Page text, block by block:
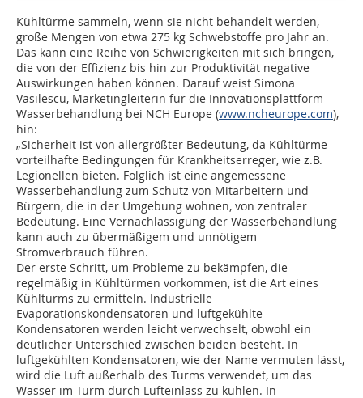
Kühltürme sammeln, wenn sie nicht behandelt werden,
große Mengen von etwa 275 kg Schwebstoffe pro Jahr an.
Das kann eine Reihe von Schwierigkeiten mit sich bringen,
die von der Effizienz bis hin zur Produktivität negative
Auswirkungen haben können. Darauf weist Simona
Vasilescu, Marketingleiterin für die Innovationsplattform
Wasserbehandlung bei NCH Europe (www.ncheurope.com),
hin:
„Sicherheit ist von allergrößter Bedeutung, da Kühltürme
vorteilhafte Bedingungen für Krankheitserreger, wie z.B.
Legionellen bieten. Folglich ist eine angemessene
Wasserbehandlung zum Schutz von Mitarbeitern und
Bürgern, die in der Umgebung wohnen, von zentraler
Bedeutung. Eine Vernachlässigung der Wasserbehandlung
kann auch zu übermäßigem und unnötigem
Stromverbrauch führen.
Der erste Schritt, um Probleme zu bekämpfen, die
regelmäßig in Kühltürmen vorkommen, ist die Art eines
Kühlturms zu ermitteln. Industrielle
Evaporationskondensatoren und luftgekühlte
Kondensatoren werden leicht verwechselt, obwohl ein
deutlicher Unterschied zwischen beiden besteht. In
luftgekühlten Kondensatoren, wie der Name vermuten lässt,
wird die Luft außerhalb des Turms verwendet, um das
Wasser im Turm durch Lufteinlass zu kühlen. In